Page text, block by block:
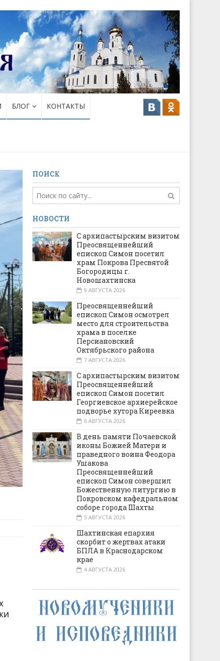
БЛОГ КОНТАКТЫ
ПОИСК
НОВОСТИ
С архипастырским визитом
Преосвященнейший
епископ Симон посетил
храм Покрова Пресвятой
Богородицы г.
Новошахтинска
9 АВГУСТА 2026
Преосвященнейший
епископ Симон осмотрел
место для строительства
храма в поселке
Персиановский
Октябрьского района
7 АВГУСТА 2026
С архипастырским визитом
Преосвященнейший
епископ Симон посетил
Георгиевское архиерейское
подворье хутора Киреевка
6 АВГУСТА 2026
В день памяти Почаевской
иконы Божией Матери и
праведного воина Феодора
Ушакова
Преосвященнейший
епископ Симон совершил
Божественную литургию в
Покровском кафедральном
соборе города Шахты
5 АВГУСТА 2026
Шахтинская епархия
скорбит о жертвах атаки
БПЛА в Краснодарском
крае
4 АВГУСТА 2026